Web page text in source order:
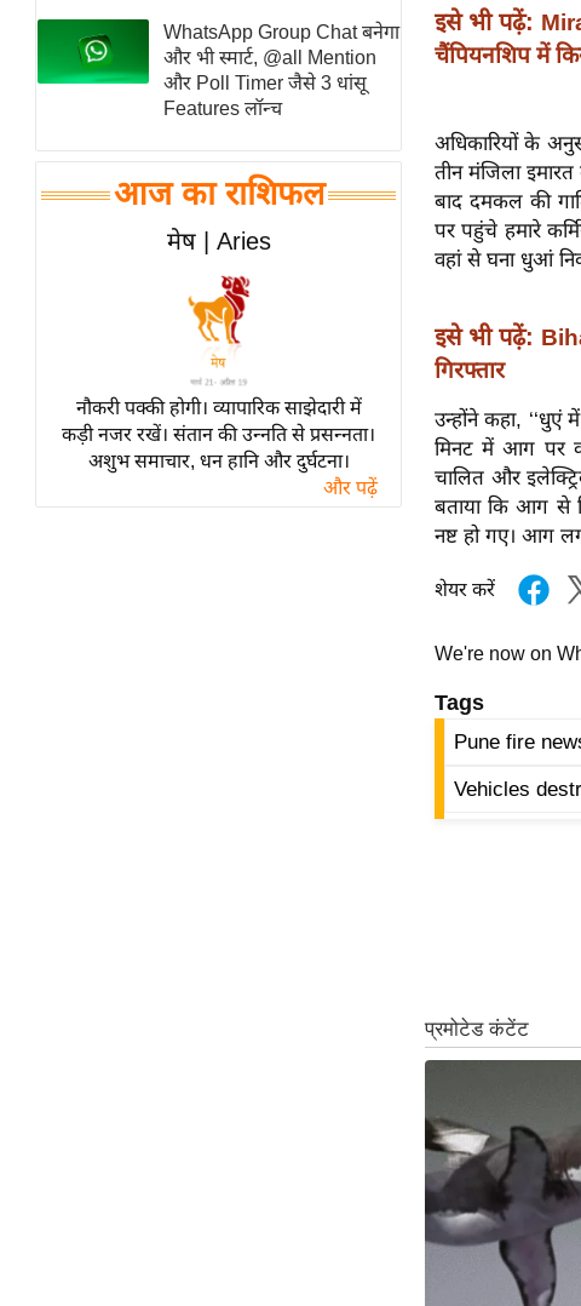
स्तंभ
एम.
आर.
चाय पर
समीक्षा
व्रत
त्योहार
राशिफल
विशेष
WhatsApp Group Chat बनेगा
और भी स्मार्ट, @all Mention
और Poll Timer जैसे 3 धांसू
Features लॉन्च
आज का राशिफल
मेष | Aries
नौकरी पक्की होगी। व्यापारिक साझेदारी में
कड़ी नजर रखें। संतान की उन्नति से प्रसन्नता।
अशुभ समाचार, धन हानि और दुर्घटना।
और पढ़ें
इसे भी पढ़ें:
चैंपियनशिप में
अधिकारियों के
तीन मंजिला
बाद दमकल की
पर पहुंचे हमारे
वहां से घना धुआं
इसे भी पढ़ें:
गिरफ्तार
उन्होंने कहा,
मिनट में आग पर
चालित और
बताया कि आग से
नष्ट हो गए। आग
शेयर करें
We're now on
Tags
Pune fire
Vehicles